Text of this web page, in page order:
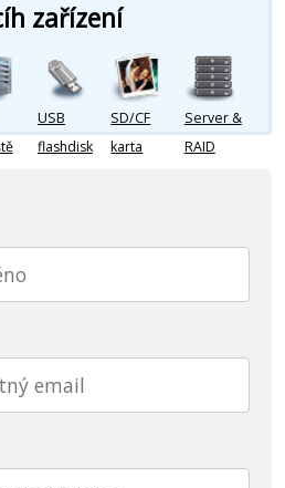
zařízení
USB
flashdisk
SD/CF
karta
Server &
RAID